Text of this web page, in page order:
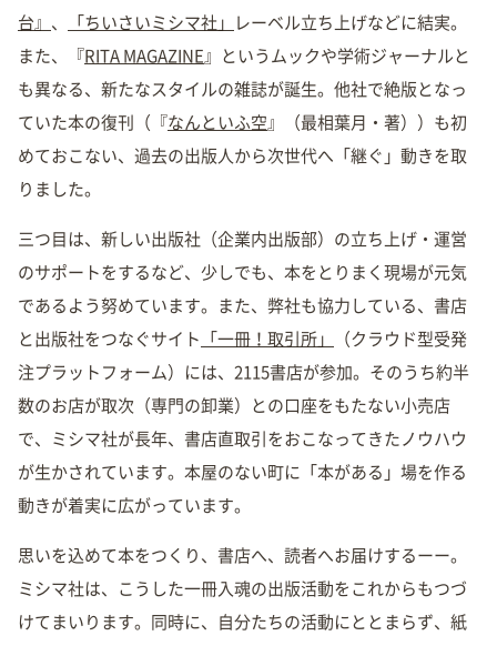
台』 、 「ちいさいミシマ社」
レーベル立ち上げなどに結実。
また、『 RITA MAGAZINE 』というムックや学術ジャーナルと
も異なる、新たなスタイルの雑誌が誕生。他社で絶版となっ
ていた本の復刊（『なんといふ空 』（最相葉月・著））も初
めておこない、過去の出版人から次世代へ「継ぐ」動きを取
りました。
三つ目は、新しい出版社（企業内出版部）の立ち上げ・運営
のサポートをするなど、少しでも、本をとりまく現場が元気
であるよう努めています。また、弊社も協力している、書店
と出版社をつなぐサイト
「一冊！取引所」
（クラウド型受発
注プラットフォーム）には、2115書店が参加。そのうち約半
数のお店が取次（専門の卸業）との口座をもたない小売店
で、ミシマ社が長年、書店直取引をおこなってきたノウハウ
が生かされています。本屋のない町に「本がある」場を作る
動きが着実に広がっています。
思いを込めて本をつくり、書店へ、読者へお届けするーー。
ミシマ社は、こうした一冊入魂の出版活動をこれからもつづ
けてまいります。同時に、自分たちの活動にととまらず、紙